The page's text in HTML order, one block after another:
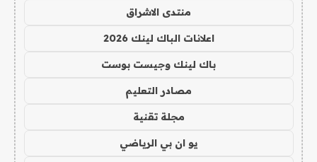
منتدى الاشراق
اعلانات الباك لينك 2026
باك لينك وجيست بوست
مصادر التعليم
مجلة تقنية
يو ان بي الرياضي